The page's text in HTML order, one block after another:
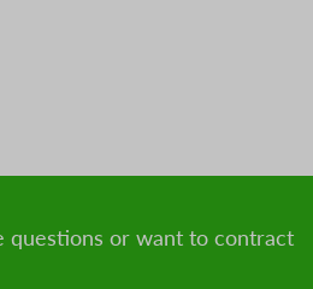
questions or want to contract